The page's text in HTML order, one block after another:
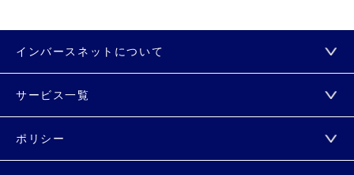
インバースネットについて
サービス一覧
ポリシー